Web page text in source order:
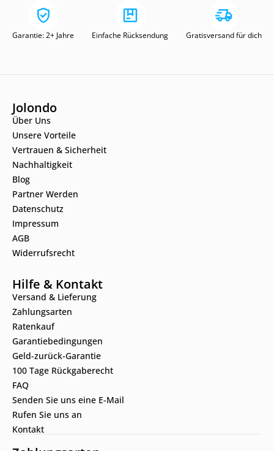
Garantie: 2+ Jahre Einfache Rücksendung Gratisversand für dich
Jolondo
Über Uns
Unsere Vorteile
Vertrauen & Sicherheit
Nachhaltigkeit
Blog
Partner Werden
Datenschutz
Impressum
AGB
Widerrufsrecht
Hilfe & Kontakt
Versand & Lieferung
Zahlungsarten
Ratenkauf
Garantiebedingungen
Geld-zurück-Garantie
100 Tage Rückgaberecht
FAQ
Senden Sie uns eine E-Mail
Rufen Sie uns an
Kontakt